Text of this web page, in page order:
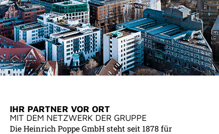
UNSER PARTNER
HEINRICH POPPE GMBH
IHR PARTNER VOR ORT
MIT DEM NETZWERK DER GRUPPE
Die Heinrich Poppe GmbH steht seit 1878 für